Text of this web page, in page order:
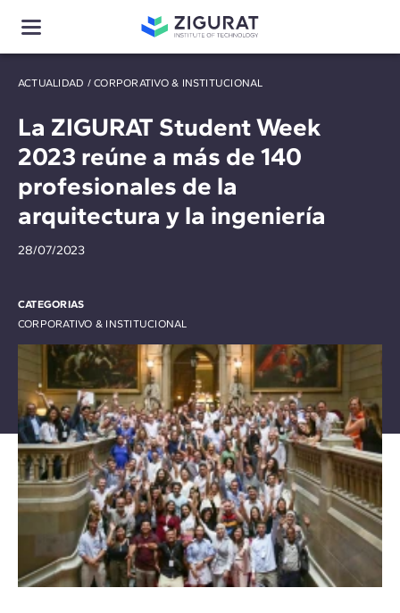
ACTUALIDAD /CORPORATIVO & INSTITUCIONAL
La ZIGURAT Student Week
2023 reúne a más de 140
profesionales de la
arquitectura y la ingeniería
28/07/2023
CATEGORIAS
CORPORATIVO & INSTITUCIONAL